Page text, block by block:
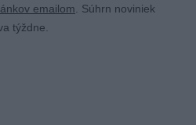
emailom . Súhrn noviniek
týždne.